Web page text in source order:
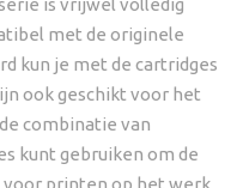
is vrijwel volledig
met de originele
kun je met de cartridges
ook geschikt voor het
combinatie van
kunt gebruiken om de
voor printen op het werk